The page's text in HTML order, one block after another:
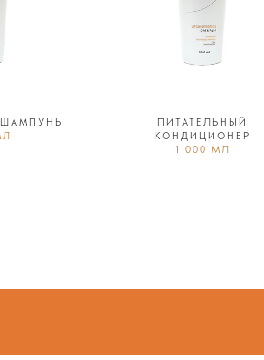
ПИТАТЕЛЬНЫЙ
КОНДИЦИОНЕР
1 000 МЛ